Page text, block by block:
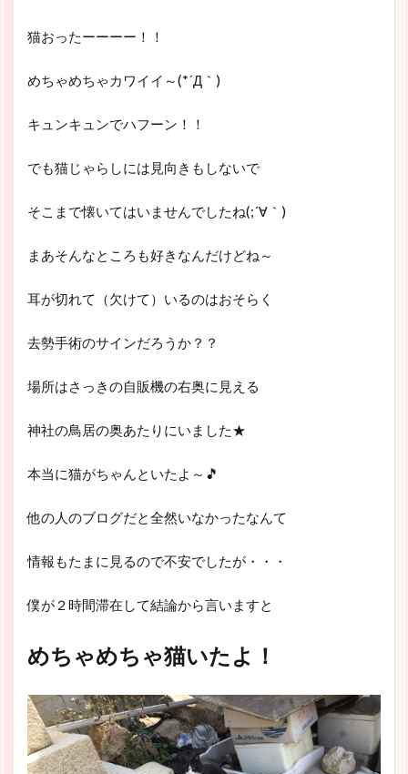
猫おったーーーー！！
めちゃめちゃカワイイ～(*´Д｀)
キュンキュンでハフーン！！
でも猫じゃらしには見向きもしないで
そこまで懐いてはいませんでしたね(;´∀｀)
まあそんなところも好きなんだけどね～
耳が切れて（欠けて）いるのはおそらく
去勢手術のサインだろうか？？
場所はさっきの自販機の右奥に見える
神社の鳥居の奥あたりにいました★
本当に猫がちゃんといたよ～🎵
他の人のブログだと全然いなかったなんて
情報もたまに見るので不安でしたが・・・
僕が２時間滞在して結論から言いますと
めちゃめちゃ猫いたよ！